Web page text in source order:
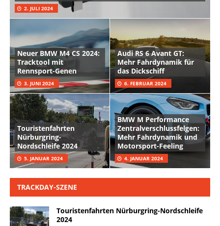
2. JULI 2024
Neuer BMW M4 CS 2024:
Tracktool mit
Rennsport-Genen
3. JUNI 2024
Audi RS 6 Avant GT:
Mehr Fahrdynamik für
das Dickschiff
6. FEBRUAR 2024
Touristenfahrten
Nürburgring-
Nordschleife 2024
5. JANUAR 2024
BMW M Performance
Zentralverschlussfelgen:
Mehr Fahrdynamik und
Motorsport-Feeling
4. JANUAR 2024
TRACKDAY-SZENE
Touristenfahrten Nürburgring-Nordschleife
2024